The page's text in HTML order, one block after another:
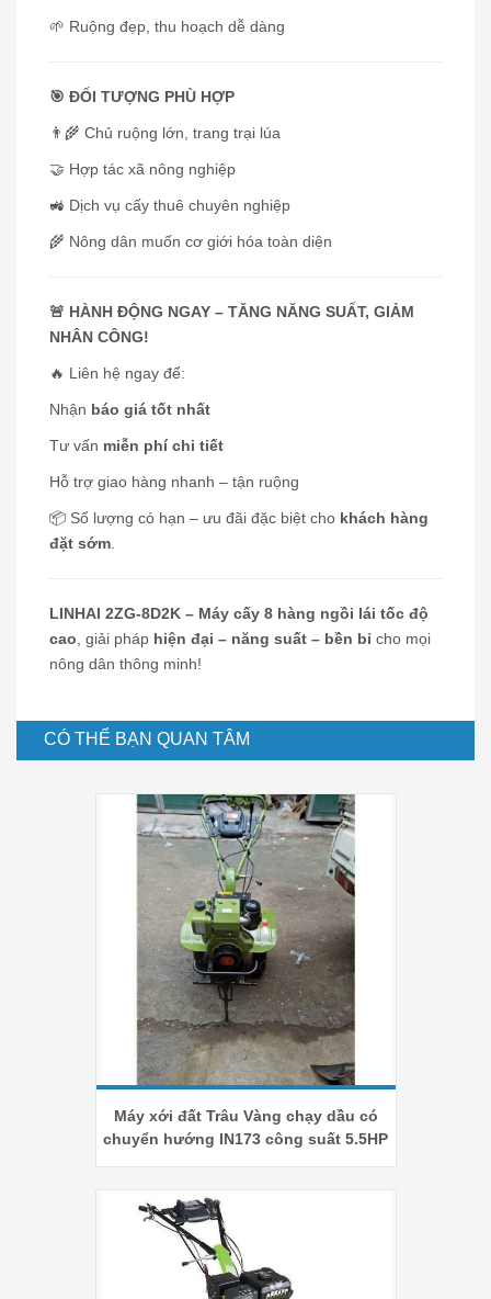
🌱 Ruộng đẹp, thu hoạch dễ dàng
🎯 ĐỐI TƯỢNG PHÙ HỢP
👨‍🌾 Chủ ruộng lớn, trang trại lúa
🤝 Hợp tác xã nông nghiệp
🚜 Dịch vụ cấy thuê chuyên nghiệp
🌾 Nông dân muốn cơ giới hóa toàn diện
🚨 HÀNH ĐỘNG NGAY – TĂNG NĂNG SUẤT, GIẢM
NHÂN CÔNG!
🔥 Liên hệ ngay để:
Nhận báo giá tốt nhất
Tư vấn miễn phí chi tiết
Hỗ trợ giao hàng nhanh – tận ruộng
📦 Số lượng có hạn – ưu đãi đặc biệt cho khách hàng
đặt sớm
LINHAI 2ZG-8D2K – Máy cấy 8 hàng ngồi lái tốc độ
cao , giải pháp hiện đại – năng suất – bền bỉ cho mọi
nông dân thông minh!
CÓ THỂ BẠN QUAN TÂM
Máy xới đất Trâu Vàng chạy dầu có
chuyển hướng IN173 công suất 5.5HP